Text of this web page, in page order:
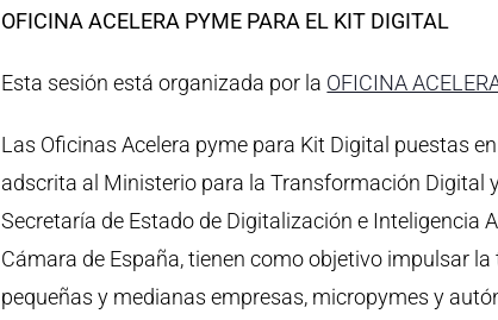
OFICINA ACELERA PYME PARA EL KIT DIGITAL
Esta sesión está organizada por la OFICINA
Las Oficinas Acelera pyme para Kit Digital puestas
adscrita al Ministerio para la Transformación Digital
Secretaría de Estado de Digitalización e Inteligencia
Cámara de España, tienen como objetivo impulsar
pequeñas y medianas empresas, micropymes y